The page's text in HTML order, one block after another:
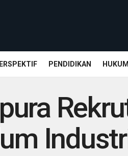
PENDIDIKAN HUKUM